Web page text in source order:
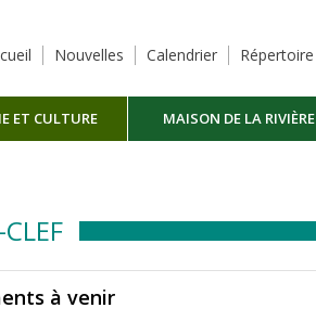
Nouvelles Calendrier Répertoire
ET CULTURE MAISON DE LA RIVIÈRE
à venir